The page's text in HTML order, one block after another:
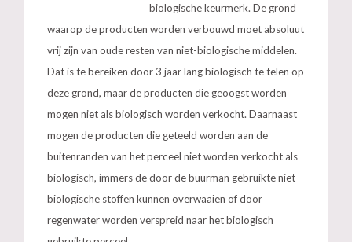
biologische keurmerk. De grond
waarop de producten worden verbouwd moet absoluut
vrij zijn van oude resten van niet-biologische middelen.
Dat is te bereiken door 3 jaar lang biologisch te telen op
deze grond, maar de producten die geoogst worden
mogen niet als biologisch worden verkocht. Daarnaast
mogen de producten die geteeld worden aan de
buitenranden van het perceel niet worden verkocht als
biologisch, immers de door de buurman gebruikte niet-
biologische stoffen kunnen overwaaien of door
regenwater worden verspreid naar het biologisch